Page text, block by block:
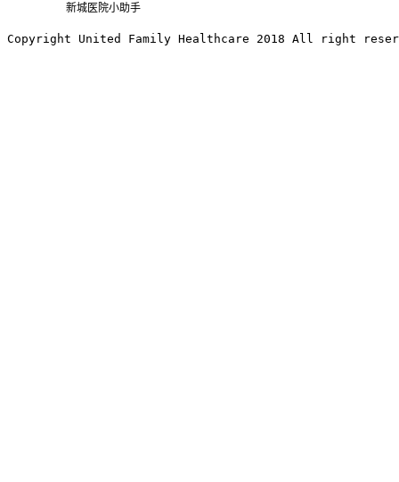
新城医院小助手
Copyright United Family Healthcare 2018 All right